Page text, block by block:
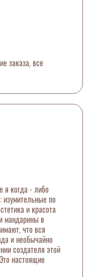
заказа, все
я когда - либо
изумительные по
и красота
мандарины в
что вся
и необычайно
создателя этой
настоящие